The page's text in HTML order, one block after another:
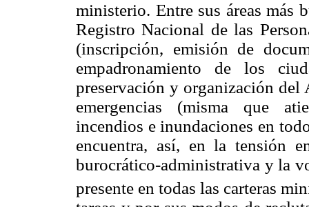
ministerio. Entre sus áreas más
Registro Nacional de las
(inscripción, emisión de
empadronamiento de los
preservación y organización del
emergencias (misma que
incendios e inundaciones en
encuentra, así, en la tensión
burocrático-administrativa y la
presente en todas las carteras